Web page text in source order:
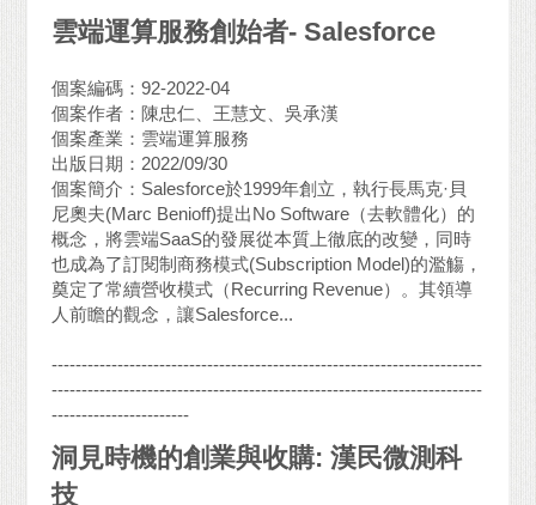
雲端運算服務創始者- Salesforce
個案編碼：92-2022-04
個案作者：陳忠仁、王慧文、吳承漢
個案產業：雲端運算服務
出版日期：2022/09/30
個案簡介：Salesforce於1999年創立，執行長馬克·貝
尼奧夫(Marc Benioff)提出No Software（去軟體化）的
概念，將雲端SaaS的發展從本質上徹底的改變，同時
也成為了訂閱制商務模式(Subscription Model)的濫觴，
奠定了常續營收模式（Recurring Revenue）。其領導
人前瞻的觀念，讓Salesforce...
------------------------------------------------------------------------
------------------------------------------------------------------------
-----------------------
洞見時機的創業與收購: 漢民微測科
技